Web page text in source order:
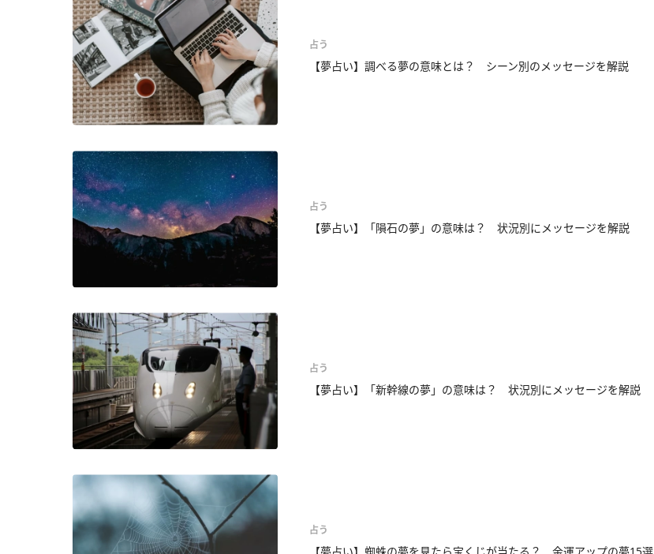
占う
【夢占い】調べる夢の意味とは？ シーン別のメッセージを解説
占う
【夢占い】「隕石の夢」の意味は？ 状況別にメッセージを解説
占う
【夢占い】「新幹線の夢」の意味は？ 状況別にメッセージを解説
占う
【夢占い】蜘蛛の夢を見たら宝くじが当たる？ 金運アップの夢15選